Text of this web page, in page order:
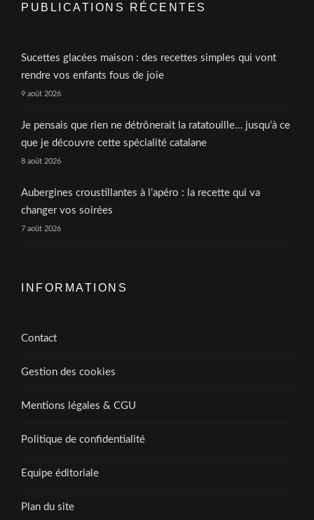
PUBLICATIONS RÉCENTES
Sucettes glacées maison : des recettes simples qui vont
rendre vos enfants fous de joie
9 août 2026
Je pensais que rien ne détrônerait la ratatouille… jusqu’à ce
que je découvre cette spécialité catalane
8 août 2026
Aubergines croustillantes à l’apéro : la recette qui va
changer vos soirées
7 août 2026
INFORMATIONS
Contact
Gestion des cookies
Mentions légales & CGU
Politique de confidentialité
Equipe éditoriale
Plan du site